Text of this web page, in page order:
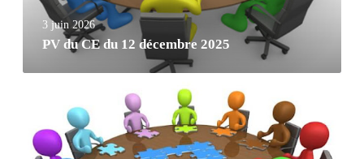
3 juin 2026
PV du CE du 12 décembre 2025